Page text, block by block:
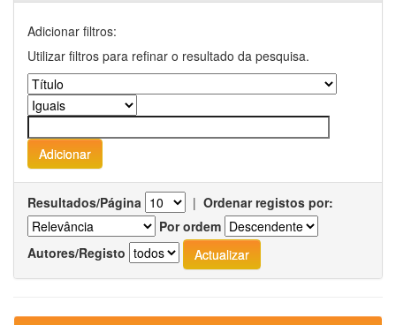
Adicionar filtros:
Utilizar filtros para refinar o resultado da pesquisa.
Resultados/Página | Ordenar registos por:
Por ordem
Autores/Registo